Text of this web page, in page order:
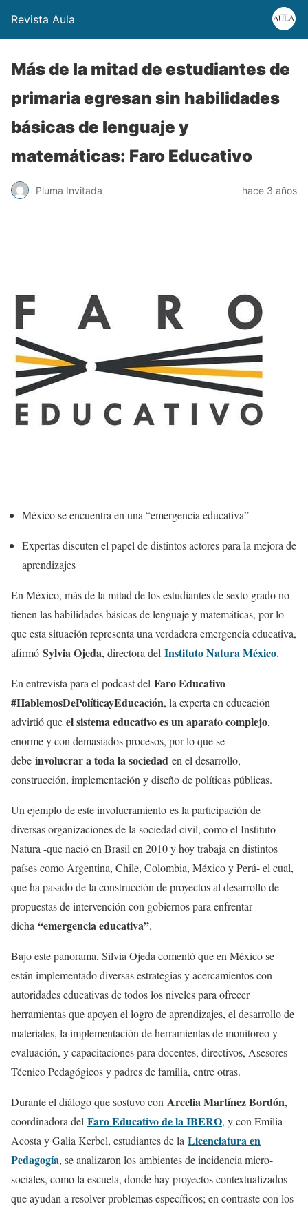
Revista Aula
Más de la mitad de estudiantes de
primaria egresan sin habilidades
básicas de lenguaje y
matemáticas: Faro Educativo
Pluma Invitada hace 3 años
México se encuentra en una “emergencia educativa”
Expertas discuten el papel de distintos actores para la mejora de
aprendizajes
En México, más de la mitad de los estudiantes de sexto grado no
tienen las habilidades básicas de lenguaje y matemáticas, por lo
que esta situación representa una verdadera emergencia educativa,
afirmó Sylvia Ojeda, directora del Instituto Natura México.
En entrevista para el podcast del Faro Educativo
#HablemosDePolíticayEducación, la experta en educación
advirtió que el sistema educativo es un aparato complejo,
enorme y con demasiados procesos, por lo que se
debe involucrar a toda la sociedad en el desarrollo,
construcción, implementación y diseño de políticas públicas.
Un ejemplo de este involucramiento es la participación de
diversas organizaciones de la sociedad civil, como el Instituto
Natura -que nació en Brasil en 2010 y hoy trabaja en distintos
países como Argentina, Chile, Colombia, México y Perú- el cual,
que ha pasado de la construcción de proyectos al desarrollo de
propuestas de intervención con gobiernos para enfrentar
dicha “emergencia educativa”.
Bajo este panorama, Silvia Ojeda comentó que en México se
están implementado diversas estrategias y acercamientos con
autoridades educativas de todos los niveles para ofrecer
herramientas que apoyen el logro de aprendizajes, el desarrollo de
materiales, la implementación de herramientas de monitoreo y
evaluación, y capacitaciones para docentes, directivos, Asesores
Técnico Pedagógicos y padres de familia, entre otras.
Durante el diálogo que sostuvo con Arcelia Martínez Bordón,
coordinadora del Faro Educativo de la IBERO, y con Emilia
Acosta y Galia Kerbel, estudiantes de la Licenciatura en
Pedagogía, se analizaron los ambientes de incidencia micro-
sociales, como la escuela, donde hay proyectos contextualizados
que ayudan a resolver problemas específicos; en contraste con los